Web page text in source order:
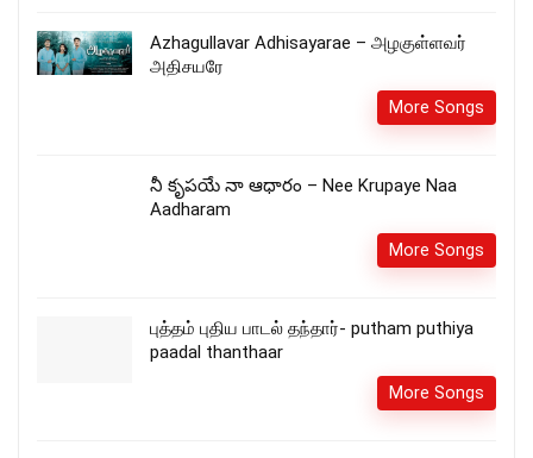
Azhagullavar Adhisayarae – அழகுள்ளவர்
அதிசயரே
More Songs
నీ కృపయే నా ఆధారం – Nee Krupaye Naa
Aadharam
More Songs
புத்தம் புதிய பாடல் தந்தார்- putham puthiya
paadal thanthaar
More Songs